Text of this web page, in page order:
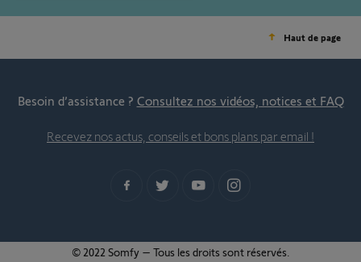
Haut de page
Besoin d’assistance ? Consultez nos vidéos, notices et FAQ
Recevez nos actus, conseils et bons plans par email !
© 2022 Somfy – Tous les droits sont réservés.